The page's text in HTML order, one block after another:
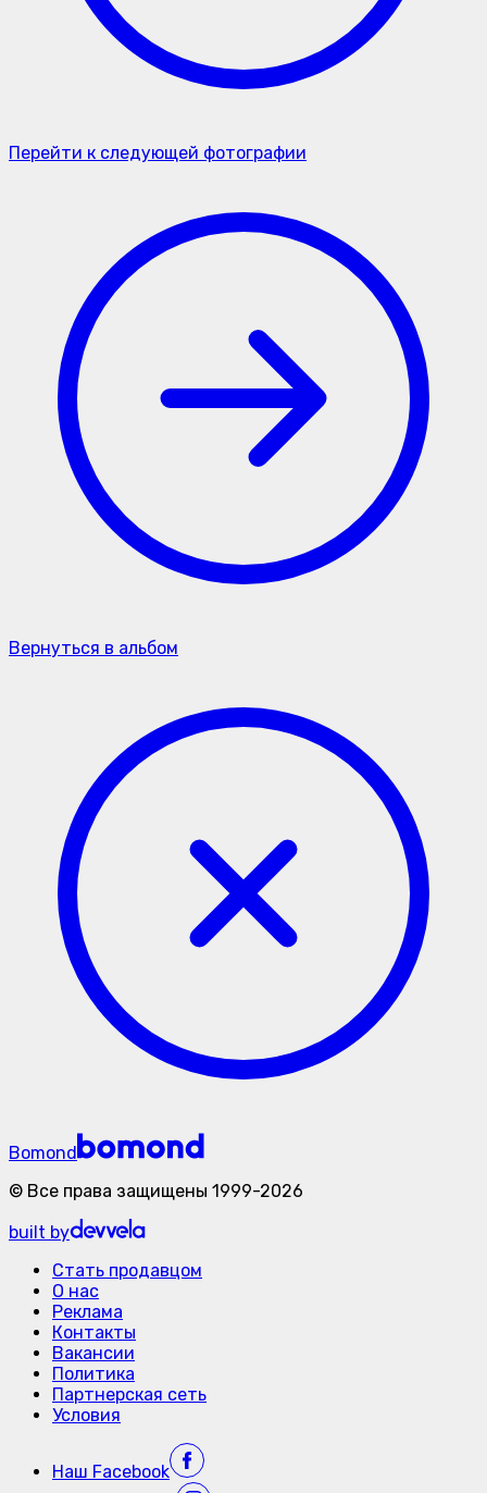
Перейти к следующей фотографии
Вернуться в альбом
Bomond
© Все права защищены 1999-2026
built by
Стать продавцом
О нас
Реклама
Контакты
Вакансии
Политика
Партнерская сеть
Условия
Наш Facebook